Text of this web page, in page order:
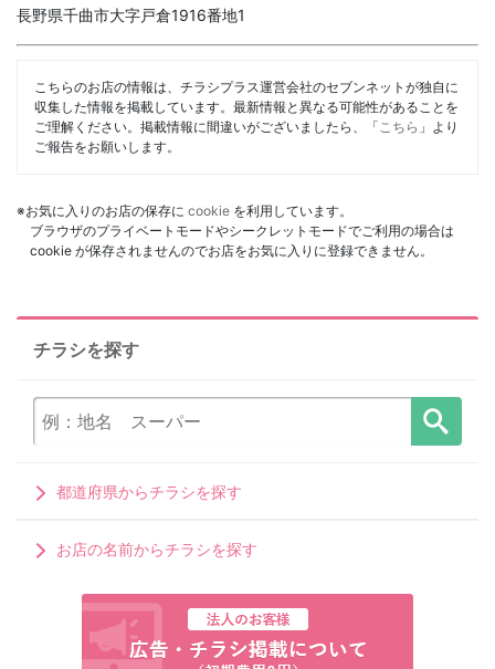
長野県千曲市大字戸倉1916番地1
こちらのお店の情報は、チラシプラス運営会社のセブンネットが独自に
収集した情報を掲載しています。最新情報と異なる可能性があることを
ご理解ください。掲載情報に間違いがございましたら、「 こちら 」より
ご報告をお願いします。
※お気に入りのお店の保存に cookie を利用しています。
ブラウザのプライベートモードやシークレットモードでご利用の場合は
cookie が保存されませんのでお店をお気に入りに登録できません。
チラシを探す
都道府県からチラシを探す
お店の名前からチラシを探す